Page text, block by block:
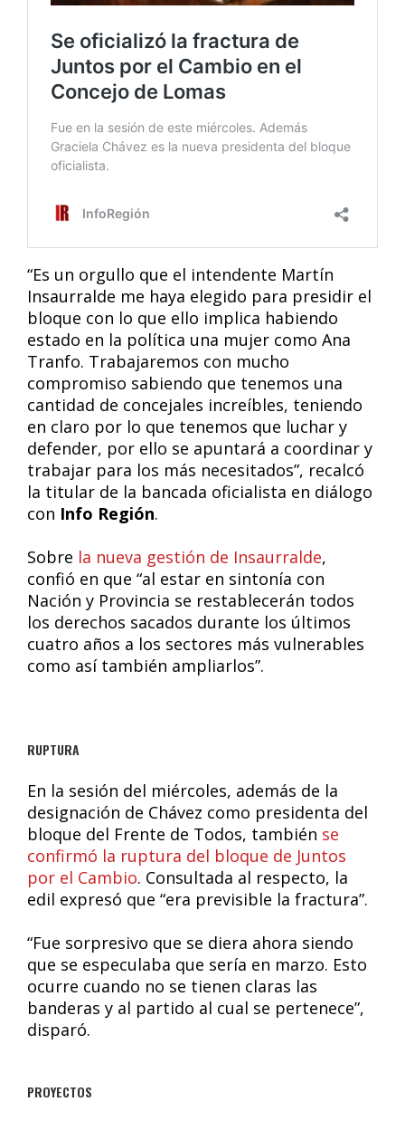
“Es un orgullo que el intendente Martín
Insaurralde me haya elegido para presidir el
bloque con lo que ello implica habiendo
estado en la política una mujer como Ana
Tranfo. Trabajaremos con mucho
compromiso sabiendo que tenemos una
cantidad de concejales increíbles, teniendo
en claro por lo que tenemos que luchar y
defender, por ello se apuntará a coordinar y
trabajar para los más necesitados”, recalcó
la titular de la bancada oficialista en diálogo
con Info Región.
Sobre la nueva gestión de Insaurralde,
confió en que “al estar en sintonía con
Nación y Provincia se restablecerán todos
los derechos sacados durante los últimos
cuatro años a los sectores más vulnerables
como así también ampliarlos”.
RUPTURA
En la sesión del miércoles, además de la
designación de Chávez como presidenta del
bloque del Frente de Todos, también se
confirmó la ruptura del bloque de Juntos
por el Cambio. Consultada al respecto, la
edil expresó que “era previsible la fractura”.
“Fue sorpresivo que se diera ahora siendo
que se especulaba que sería en marzo. Esto
ocurre cuando no se tienen claras las
banderas y al partido al cual se pertenece”,
disparó.
PROYECTOS